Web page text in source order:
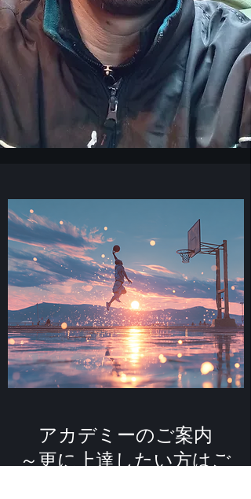
アカデミーのご案内
​～更に上達したい方はご